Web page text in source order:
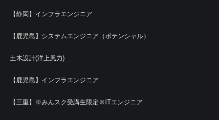
【静岡】インフラエンジニア
【鹿児島】システムエンジニア（ポテンシャル）
土木設計(洋上風力)
【鹿児島】インフラエンジニア
【三重】※みんスク受講生限定※ITエンジニア